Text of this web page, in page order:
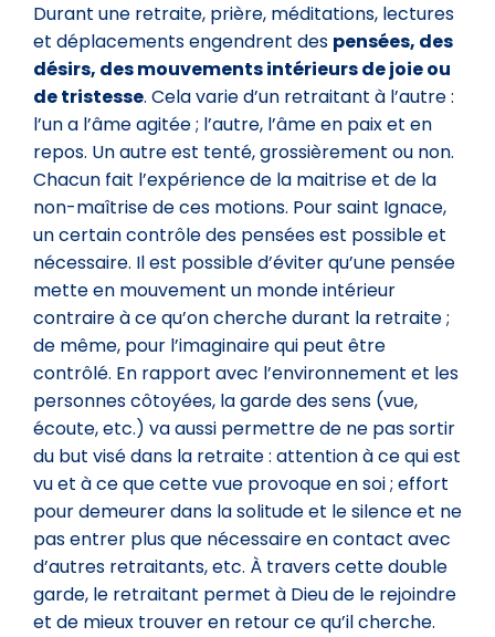
Durant une retraite, prière, méditations, lectures
et déplacements engendrent des pensées, des
désirs, des mouvements intérieurs de joie ou
de tristesse. Cela varie d’un retraitant à l’autre :
l’un a l’âme agitée ; l’autre, l’âme en paix et en
repos. Un autre est tenté, grossièrement ou non.
Chacun fait l’expérience de la maitrise et de la
non-maîtrise de ces motions. Pour saint Ignace,
un certain contrôle des pensées est possible et
nécessaire. Il est possible d’éviter qu’une pensée
mette en mouvement un monde intérieur
contraire à ce qu’on cherche durant la retraite ;
de même, pour l’imaginaire qui peut être
contrôlé. En rapport avec l’environnement et les
personnes côtoyées, la garde des sens (vue,
écoute, etc.) va aussi permettre de ne pas sortir
du but visé dans la retraite : attention à ce qui est
vu et à ce que cette vue provoque en soi ; effort
pour demeurer dans la solitude et le silence et ne
pas entrer plus que nécessaire en contact avec
d’autres retraitants, etc. À travers cette double
garde, le retraitant permet à Dieu de le rejoindre
et de mieux trouver en retour ce qu’il cherche.